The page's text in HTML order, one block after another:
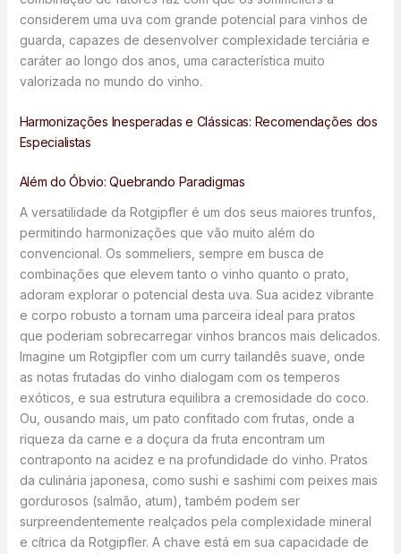
considerem uma uva com grande potencial para vinhos de
guarda, capazes de desenvolver complexidade terciária e
caráter ao longo dos anos, uma característica muito
valorizada no mundo do vinho.
Harmonizações Inesperadas e Clássicas: Recomendações dos
Especialistas
Além do Óbvio: Quebrando Paradigmas
A versatilidade da Rotgipfler é um dos seus maiores trunfos,
permitindo harmonizações que vão muito além do
convencional. Os sommeliers, sempre em busca de
combinações que elevem tanto o vinho quanto o prato,
adoram explorar o potencial desta uva. Sua acidez vibrante
e corpo robusto a tornam uma parceira ideal para pratos
que poderiam sobrecarregar vinhos brancos mais delicados.
Imagine um Rotgipfler com um curry tailandês suave, onde
as notas frutadas do vinho dialogam com os temperos
exóticos, e sua estrutura equilibra a cremosidade do coco.
Ou, ousando mais, um pato confitado com frutas, onde a
riqueza da carne e a doçura da fruta encontram um
contraponto na acidez e na profundidade do vinho. Pratos
da culinária japonesa, como sushi e sashimi com peixes mais
gordurosos (salmão, atum), também podem ser
surpreendentemente realçados pela complexidade mineral
e cítrica da Rotgipfler. A chave está em sua capacidade de